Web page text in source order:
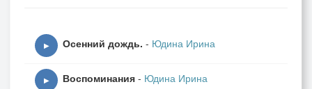
И желтый цвет уже не в моде
У жизни белый на подходе...
▶ Осенний дождь. - Юдина Ирина
▶ Воспоминания - Юдина Ирина